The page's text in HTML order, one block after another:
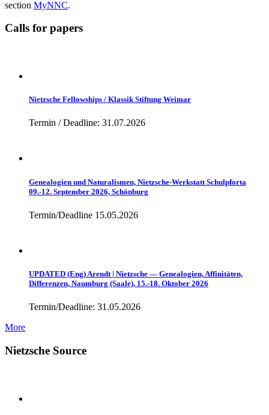
section MyNNC.
Calls for papers
Nietzsche Fellowships / Klassik Stiftung Weimar
Termin / Deadline: 31.07.2026
Genealogien und Naturalismen, Nietzsche-Werkstatt Schulpforta
09.-12. September 2026, Schönburg
Termin/Deadline 15.05.2026
UPDATED (Eng) Arendt | Nietzsche — Genealogien, Affinitäten,
Differenzen, Naumburg (Saale), 15.-18. Oktober 2026
Termin/Deadline: 31.05.2026
More
Nietzsche Source